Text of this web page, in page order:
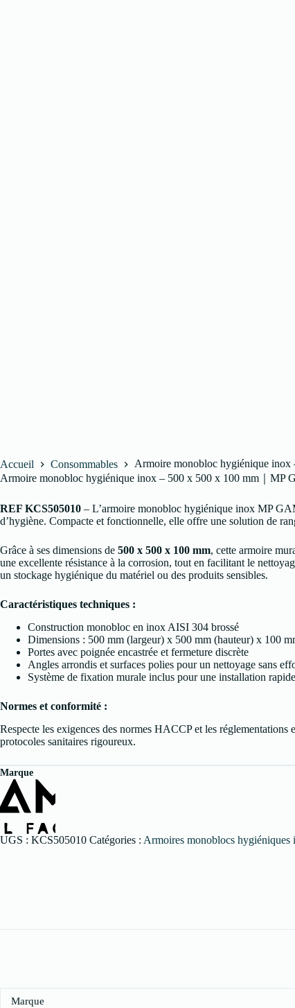
Accueil Consommables
Armoire monobloc hygiénique
Armoire monobloc hygiénique inox – 500 x 500 x 100 mm｜MP
REF KCS505010 – L’armoire monobloc hygiénique inox MP
d’hygiène. Compacte et fonctionnelle, elle offre une solution de
Grâce à ses dimensions de 500 x 500 x 100 mm, cette armoire
une excellente résistance à la corrosion, tout en facilitant le
un stockage hygiénique du matériel ou des produits sensibles.
Caractéristiques techniques :
Construction monobloc en inox AISI 304 brossé
Dimensions : 500 mm (largeur) x 500 mm (hauteur) x 100
Portes avec poignée encastrée et fermeture discrète
Angles arrondis et surfaces polies pour un nettoyage sans
Système de fixation murale inclus pour une installation rapide
Normes et conformité :
Respecte les exigences des normes HACCP et les
protocoles sanitaires rigoureux.
Marque
UGS : KCS505010 Catégories : Armoires monoblocs hygiéniques
Marque